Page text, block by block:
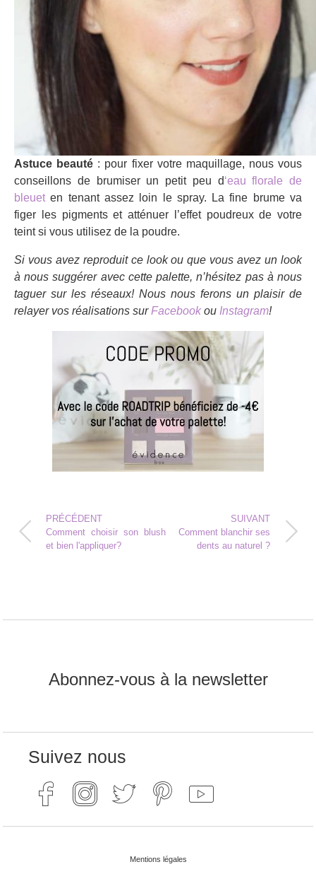
Astuce beauté : pour fixer votre maquillage, nous vous
conseillons de brumiser un petit peu d‘eau florale de
bleueten tenant assez loin le spray. La fine brume va
figer les pigments et atténuer l’effet poudreux de votre
teint si vous utilisez de la poudre.
Si vous avez reproduit ce look ou que vous avez un look
à nous suggérer avec cette palette, n’hésitez pas à nous
taguer sur les réseaux! Nous nous ferons un plaisir de
relayer vos réalisations surFacebookou Instagram!
PRÉCÉDENT
Comment choisir son blush
et bien l'appliquer?
SUIVANT
Comment blanchir ses
dents au naturel ?
Abonnez-vous à la newsletter
Suivez nous
Mentions légales